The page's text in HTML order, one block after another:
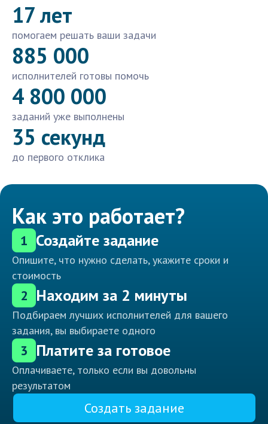
17 лет
помогаем решать ваши задачи
885 000
исполнителей готовы помочь
4 800 000
заданий уже выполнены
35 секунд
до первого отклика
Как это работает?
1 Создайте задание
Опишите, что нужно сделать, укажите сроки и
стоимость
2 Находим за 2 минуты
Подбираем лучших исполнителей для вашего
задания, вы выбираете одного
3 Платите за готовое
Оплачиваете, только если вы довольны
результатом
Создать задание